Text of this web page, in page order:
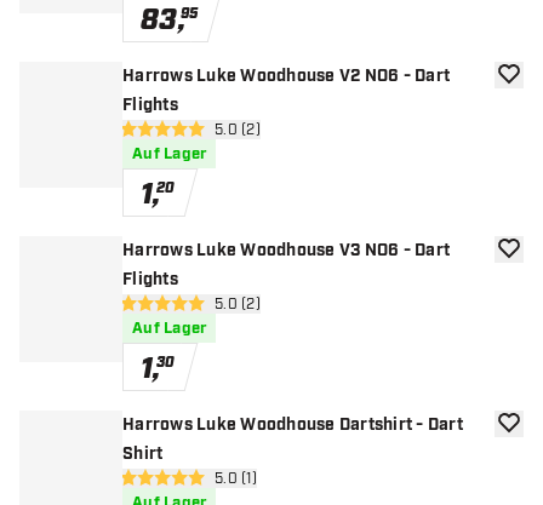
83,95
Harrows Luke Woodhouse V2 NO6 - Dart
Flights
Bewertungsbereich öffnen
5 Bewertungssterne
5.0 (2)
Auf Lager
1,20
Zur
Harrows Luke Woodhouse V3 NO6 - Dart
Flights
Bewertungsbereich öffnen
5 Bewertungssterne
5.0 (2)
Auf Lager
1,30
Zur
Harrows Luke Woodhouse Dartshirt - Dart
Shirt
Bewertungsbereich öffnen
5 Bewertungssterne
5.0 (1)
Zur